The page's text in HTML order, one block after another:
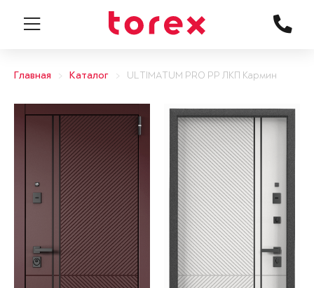
Главная Каталог ULTIMATUM PRO PP ЛКП Кармин